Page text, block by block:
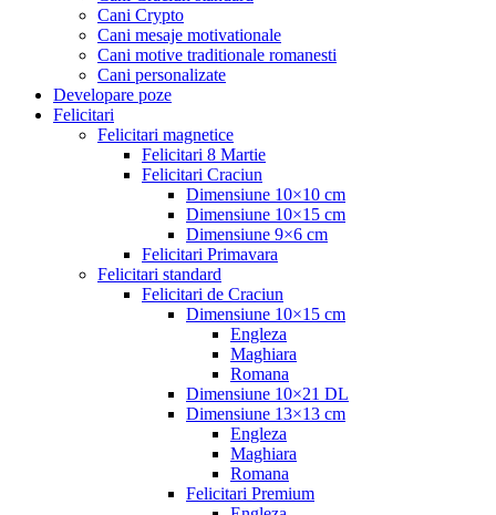
Cani Crypto
Cani mesaje motivationale
Cani motive traditionale romanesti
Cani personalizate
Developare poze
Felicitari
Felicitari magnetice
Felicitari 8 Martie
Felicitari Craciun
Dimensiune 10×10 cm
Dimensiune 10×15 cm
Dimensiune 9×6 cm
Felicitari Primavara
Felicitari standard
Felicitari de Craciun
Dimensiune 10×15 cm
Engleza
Maghiara
Romana
Dimensiune 10×21 DL
Dimensiune 13×13 cm
Engleza
Maghiara
Romana
Felicitari Premium